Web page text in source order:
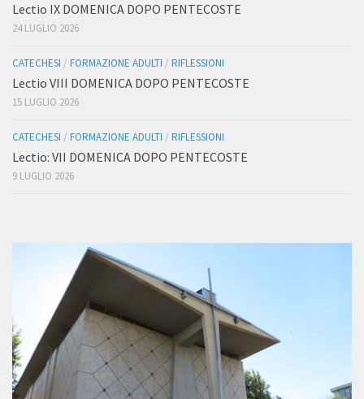
Lectio IX DOMENICA DOPO PENTECOSTE
24 LUGLIO 2026
CATECHESI / FORMAZIONE ADULTI / RIFLESSIONI
Lectio VIII DOMENICA DOPO PENTECOSTE
15 LUGLIO 2026
CATECHESI / FORMAZIONE ADULTI / RIFLESSIONI
Lectio: VII DOMENICA DOPO PENTECOSTE
9 LUGLIO 2026